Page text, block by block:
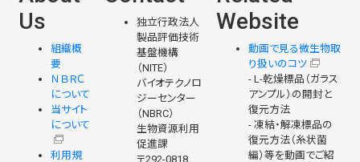
Us
組織概
要
ＮＢＲＣ
について
当サイト
について
利用規
独立行政法人
製品評価技術
基盤機構
（NITE）
バイオテクノロ
ジーセンター
（NBRC）
生物資源利用
促進課
〒292-0818
Website
動画で見る微生物取
り扱いのコツ
- L-乾燥標品（ガラス
アンプル）の開封と
復元方法
- 凍結・解凍標品の
復元方法（糸状菌
編）等を動画でご紹